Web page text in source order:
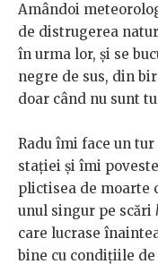
Amândoi
de distrugerea
în urma lor, și se
negre de sus, din
doar când nu sunt
Radu îmi face un
stației și îmi
plictisea de moarte
unul singur pe scări
care lucrase
bine cu condițiile